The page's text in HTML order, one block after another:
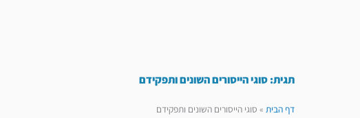
תגית: סוגי הייסורים השונים ותפקידם
דף הבית» סוגי הייסורים השונים ותפקידם